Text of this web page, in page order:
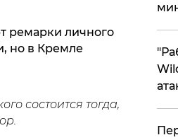
ремарки личного
но в Кремле
состоится тогда,